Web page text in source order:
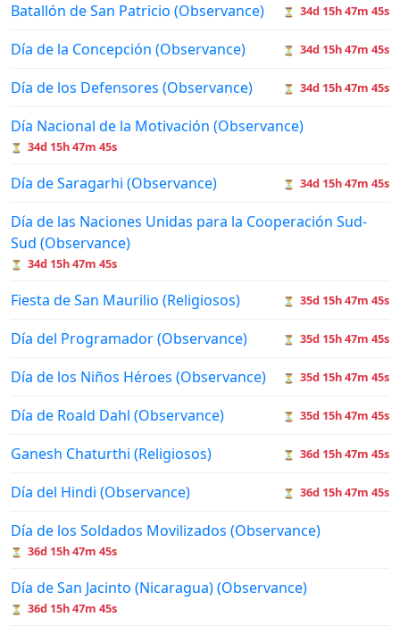
Batallón de San Patricio (Observance) ⏳ 34d 15h 47m 45s
Día de la Concepción (Observance) ⏳ 34d 15h 47m 45s
Día de los Defensores (Observance) ⏳ 34d 15h 47m 45s
Día Nacional de la Motivación (Observance)
⏳ 34d 15h 47m 45s
Día de Saragarhi (Observance) ⏳ 34d 15h 47m 45s
Día de las Naciones Unidas para la Cooperación Sud-
Sud (Observance)
⏳ 34d 15h 47m 45s
Fiesta de San Maurilio (Religiosos) ⏳ 35d 15h 47m 45s
Día del Programador (Observance) ⏳ 35d 15h 47m 45s
Día de los Niños Héroes (Observance) ⏳ 35d 15h 47m 45s
Día de Roald Dahl (Observance) ⏳ 35d 15h 47m 45s
Ganesh Chaturthi (Religiosos) ⏳ 36d 15h 47m 45s
Día del Hindi (Observance) ⏳ 36d 15h 47m 45s
Día de los Soldados Movilizados (Observance)
⏳ 36d 15h 47m 45s
Día de San Jacinto (Nicaragua) (Observance)
⏳ 36d 15h 47m 45s